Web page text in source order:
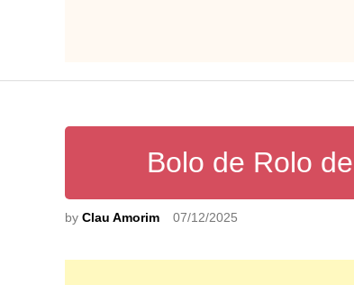
Bolo de Rolo
by Clau Amorim 07/12/2025